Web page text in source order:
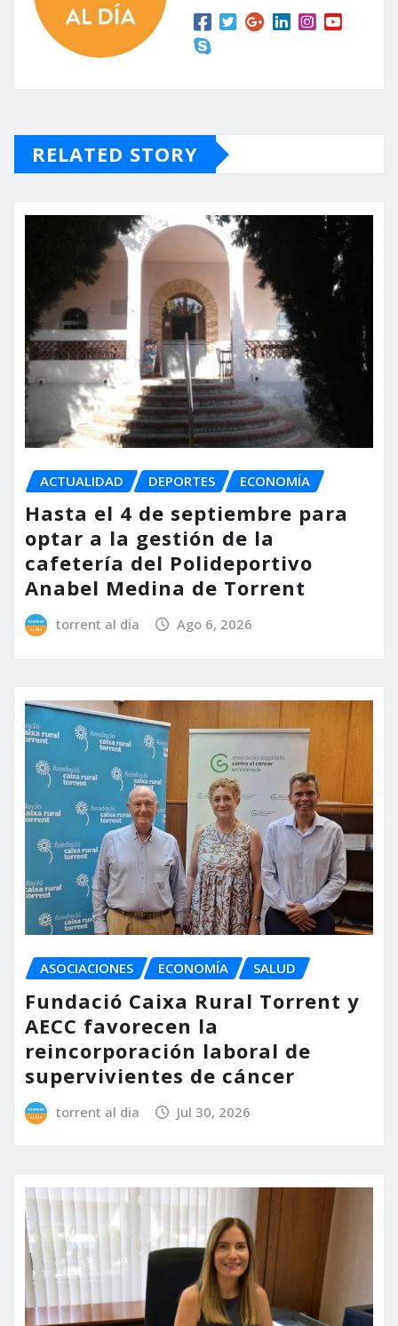
RELATED STORY
ACTUALIDAD DEPORTES ECONOMÍA
Hasta el 4 de septiembre para
optar a la gestión de la
cafetería del Polideportivo
Anabel Medina de Torrent
torrent al dia Ago 6, 2026
ASOCIACIONES ECONOMÍA SALUD
Fundació Caixa Rural Torrent y
AECC favorecen la
reincorporación laboral de
supervivientes de cáncer
torrent al dia Jul 30, 2026